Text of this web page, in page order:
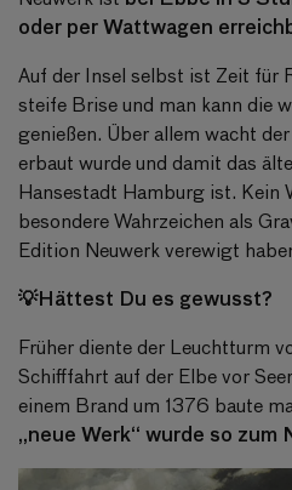
oder per Wattwagen
Auf der Insel selbst ist Zeit für
steife Brise und man kann die
genießen. Über allem wacht
erbaut wurde und damit das
Hansestadt Hamburg ist. Kein
besondere Wahrzeichen als
Edition Neuwerk verewigt
💡Hättest Du es gewusst?
Früher diente der Leuchtturm
Schifffahrt auf der Elbe vor
einem Brand um 1376 baute
„neue Werk“ wurde so zum